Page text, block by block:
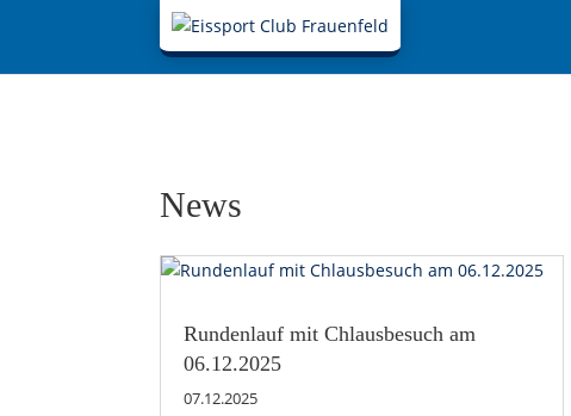
News
Rundenlauf mit Chlausbesuch am
06.12.2025
07.12.2025